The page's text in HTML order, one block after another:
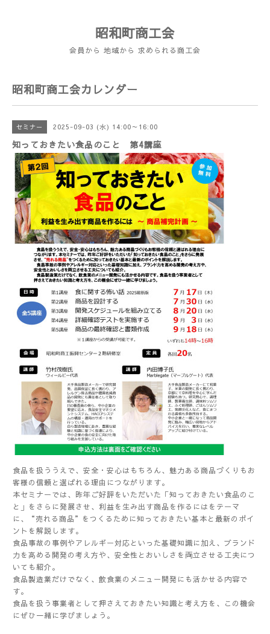
昭和町商工会
会員から 地域から 求められる商工会
昭和町商工会カレンダー
セミナー 2025-09-03 (水) 14:00～16:00
知っておきたい食品のこと 第4講座
食品を扱ううえで、安全・安心はもちろん、魅力ある商品づくりもお
客様の信頼と選ばれる理由につながります。
本セミナーでは、昨年ご好評をいただいた「知っておきたい食品のこ
と」をさらに発展させ、利益を生み出す商品を作るにはをテーマ
に、“売れる商品”をつくるために知っておきたい基本と最新のポイ
ントを解説します。
食品事故の事例やアレルギー対応といった基礎知識に加え、ブランド
力を高める開発の考え方や、安全性とおいしさを両立させる工夫につ
いても紹介。
食品製造業だけでなく、飲食業のメニュー開発にも活かせる内容で
す。
食品を扱う事業者として押さえておきたい知識と考え方を、この機会
にぜひ一緒に学びましょう。